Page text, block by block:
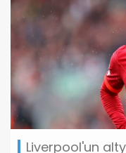
Liverpool'un